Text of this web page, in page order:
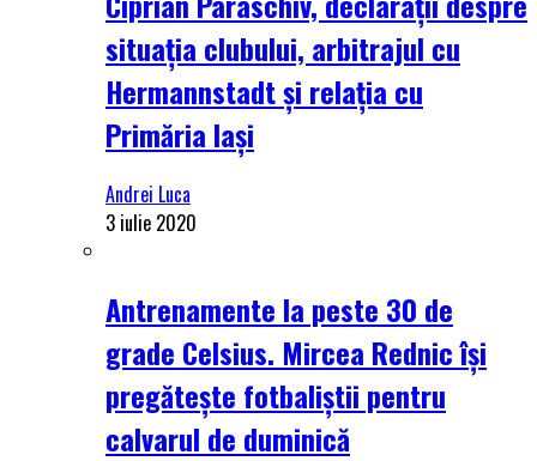
situația clubului, arbitrajul cu
Hermannstadt și relația cu
Primăria Iași
Andrei Luca
3 iulie 2020
Antrenamente la peste 30 de
grade Celsius. Mircea Rednic își
pregătește fotbaliștii pentru
calvarul de duminică